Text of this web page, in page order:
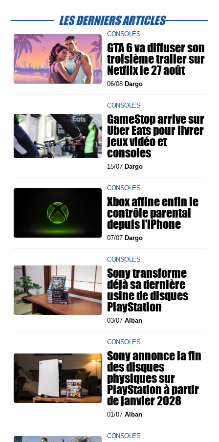
LES DERNIERS ARTICLES
CONSOLES
GTA 6 va diffuser son
troisième trailer sur
Netflix le 27 août
06/08 Dargo
CONSOLES
GameStop arrive sur
Uber Eats pour livrer
jeux vidéo et
consoles
15/07 Dargo
CONSOLES
Xbox affine enfin le
contrôle parental
depuis l'iPhone
07/07 Dargo
CONSOLES
Sony transforme
déjà sa dernière
usine de disques
PlayStation
03/07Alban
CONSOLES
Sony annonce la fin
des disques
physiques sur
PlayStation à partir
de janvier 2028
01/07Alban
CONSOLES